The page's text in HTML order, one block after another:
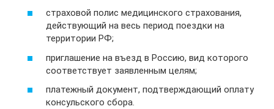
страховой полис медицинского страхования,
действующий на весь период поездки на
территории РФ;
приглашение на въезд в Россию, вид которого
соответствует заявленным целям;
платежный документ, подтверждающий оплату
консульского сбора.